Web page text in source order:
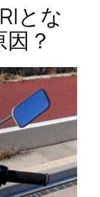
とな
？